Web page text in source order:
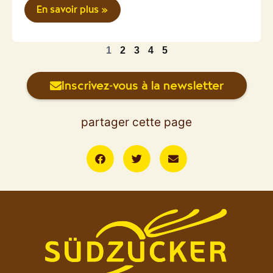
En savoir plus »
1 2 3 4 5
Inscrivez-vous à la newsletter
partager cette page